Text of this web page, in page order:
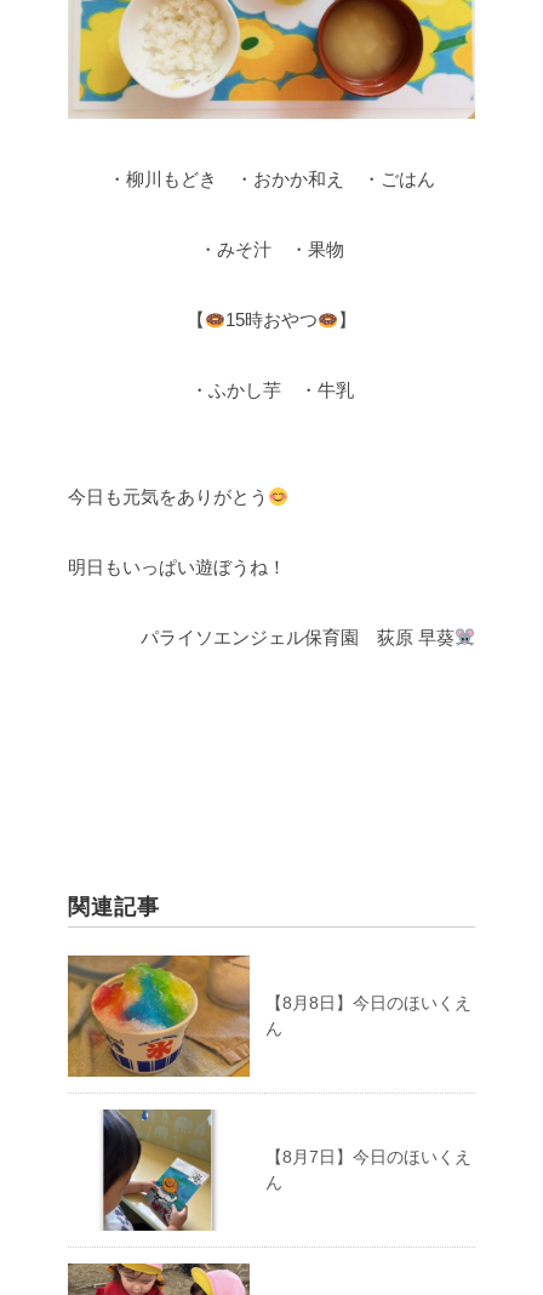
・柳川もどき ・おかか和え ・ごはん
・みそ汁 ・果物
【 15時おやつ 】
・ふかし芋 ・牛乳
今日も元気をありがとう
明日もいっぱい遊ぼうね！
パライソエンジェル保育園 荻原 早葵
関連記事
【8月8日】今日のほいくえ
ん
【8月7日】今日のほいくえ
ん